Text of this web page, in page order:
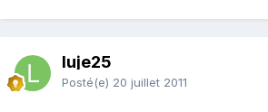
luje25
Posté(e) 20 juillet 2011